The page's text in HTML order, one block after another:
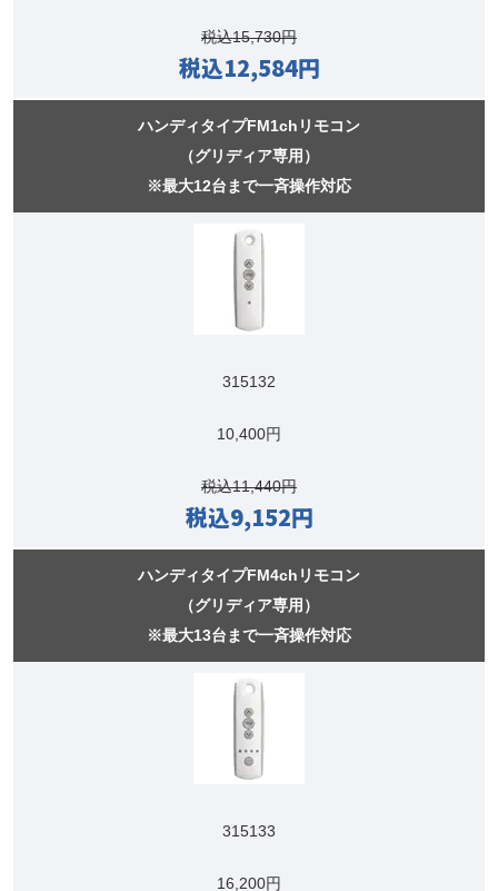
税込15,730円
税込12,584円
ハンディタイプFM1chリモコン
（グリディア専用）
※最大12台まで一斉操作対応
315132
10,400円
税込11,440円
税込9,152円
ハンディタイプFM4chリモコン
（グリディア専用）
※最大13台まで一斉操作対応
315133
16,200円